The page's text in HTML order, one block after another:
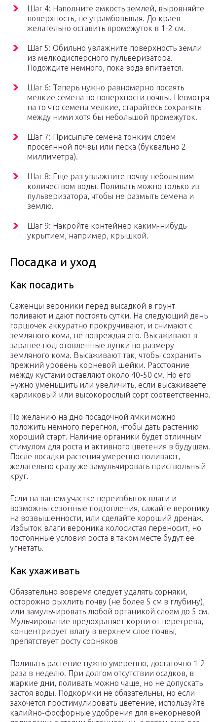
Шаг 4: Наполните емкость землей, выровняйте
поверхность, не утрамбовывая. До краев
желательно оставить промежуток в 1-2 см.
Шаг 5: Обильно увлажните поверхность земли
из мелкодисперсного пульверизатора.
Подождите немного, пока вода впитается.
Шаг 6: Теперь нужно равномерно посеять
мелкие семена по поверхности почвы. Несмотря
на то что семена мелкие, старайтесь сохранять
между ними хотя бы небольшой промежуток.
Шаг 7: Присыпьте семена тонким слоем
просеянной почвы или песка (буквально 2
миллиметра).
Шаг 8: Еще раз увлажните почву небольшим
количеством воды. Поливать можно только из
пульверизатора, чтобы не размыть семена и
землю.
Шаг 9: Накройте контейнер каким-нибудь
укрытием, например, крышкой.
Посадка и уход
Как посадить
Саженцы вероники перед высадкой в грунт
поливают и дают постоять сутки. На следующий день
горшочек аккуратно прокручивают, и снимают с
земляного кома, не повреждая его. Высаживают в
заранее подготовленные лунки по размеру
земляного кома. Высаживают так, чтобы сохранить
прежний уровень корневой шейки. Расстояние
между кустами оставляют около 40-50 см. Но его
нужно уменьшить или увеличить, если высаживаете
карликовый или высокорослый сорт соответственно.
По желанию на дно посадочной ямки можно
положить немного перегноя, чтобы дать растению
хороший старт. Наличие органики будет отличным
стимулом для роста и активного цветения в будущем.
После посадки растения умеренно поливают,
желательно сразу же замульчировать приствольный
круг.
Если на вашем участке переизбыток влаги и
возможны сезонные подтопления, сажайте веронику
на возвышенности, или сделайте хороший дренаж.
Избыток влаги вероника колосистая переносит, но
постоянные условия роста в таком месте будут ее
угнетать.
Как ухаживать
Обязательно вовремя следует удалять сорняки,
осторожно рыхлить почву (не более 5 см в глубину),
или замульчировать любой органикой слоем до 5 см.
Мульчирование предохраняет корни от перегрева,
концентрирует влагу в верхнем слое почвы,
препятствует росту сорняков
Поливать растение нужно умеренно, достаточно 1-2
раза в неделю. При долгом отсутствии осадков, в
жаркие дни, поливать можно чаще, но не допускать
застоя воды. Подкормки не обязательны, но если
захочется простимулировать цветение, используйте
калийно-фосфорные удобрения для внекорневой